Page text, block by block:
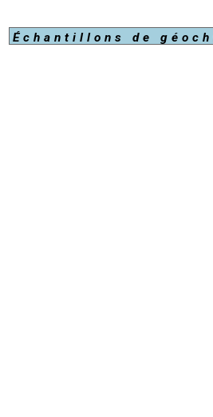
Échantillons de